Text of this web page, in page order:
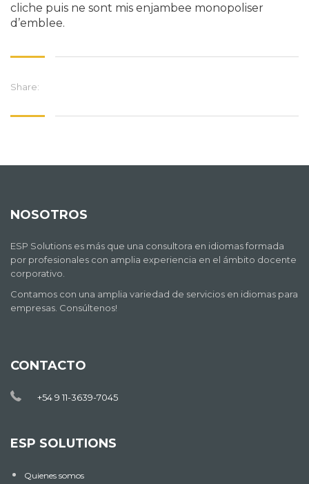
cliche puis ne sont mis enjambee monopoliser
d’emblee.
Share:
NOSOTROS
ESP Solutions es más que una consultora en idiomas formada
por profesionales con amplia experiencia en el ámbito docente
corporativo.
Contamos con una amplia variedad de servicios en idiomas para
empresas. Consúltenos!
CONTACTO
+54 9 11-3639-7045
ESP SOLUTIONS
Quienes somos